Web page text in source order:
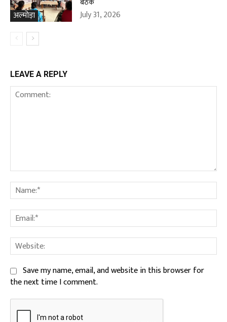
अल्मोड़ा
बैठक
July 31, 2026
LEAVE A REPLY
Save my name, email, and website in this browser for
the next time I comment.